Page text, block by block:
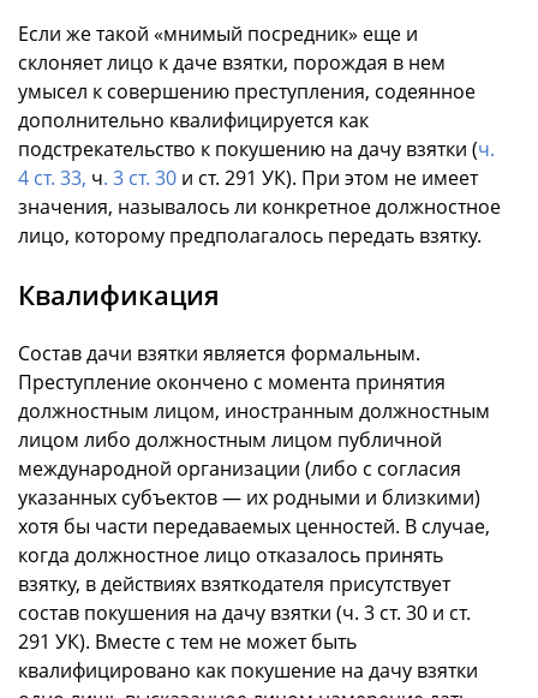
Если же такой «мнимый посредник» еще и
склоняет лицо к даче взятки, порождая в нем
умысел к совершению преступления, содеянное
дополнительно квалифицируется как
подстрекательство к покушению на дачу взятки (ч.
4 ст. 33, ч. 3 ст. 30 и ст. 291 УК). При этом не имеет
значения, называлось ли конкретное должностное
лицо, которому предполагалось передать взятку.
Квалификация
Состав дачи взятки является формальным.
Преступление окончено с момента принятия
должностным лицом, иностранным должностным
лицом либо должностным лицом публичной
международной организации (либо с согласия
указанных субъектов — их родными и близкими)
хотя бы части передаваемых ценностей. В случае,
когда должностное лицо отказалось принять
взятку, в действиях взяткодателя присутствует
состав покушения на дачу взятки (ч. 3 ст. 30 и ст.
291 УК). Вместе с тем не может быть
квалифицировано как покушение на дачу взятки